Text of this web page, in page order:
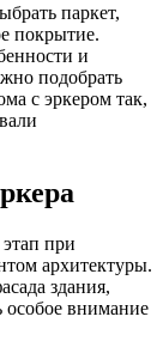
паркет,
покрытие.
и
подобрать
с эркером так,
при
архитектуры.
здания,
особое внимание